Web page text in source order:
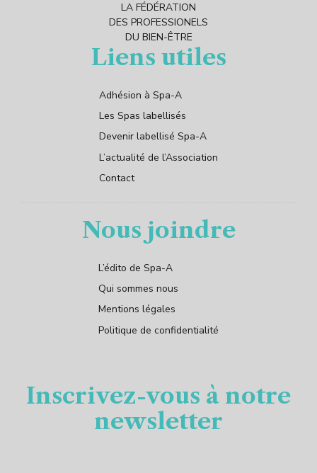
LA FÉDÉRATION
DES PROFESSIONELS
DU BIEN-ÊTRE
Liens utiles
Adhésion à Spa-A
Les Spas labellisés
Devenir labellisé Spa-A
L’actualité de l’Association
Contact
Nous joindre
L’édito de Spa-A
Qui sommes nous
Mentions légales
Politique de confidentialité
Inscrivez-vous à notre
newsletter